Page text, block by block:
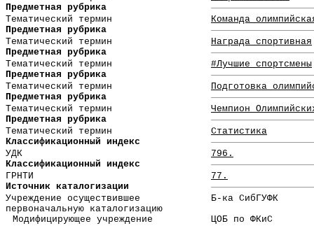
Предметная рубрика
Тематический термин
Команда
Предметная рубрика
Тематический термин
Награда спортивная
Предметная рубрика
Тематический термин
#Лучшие спортсмены
Предметная рубрика
Тематический термин
Подготовка
Предметная рубрика
Тематический термин
Чемпион
Предметная рубрика
Тематический термин
Статистика
Классификационный индекс
УДК
796.
Классификационный индекс
ГРНТИ
77.
Источник каталогизации
Учреждение осуществившее
первоначальную каталогизацию
Б-ка СибГУФК
Модифицирующее учреждение
ЦОБ по ФКиС